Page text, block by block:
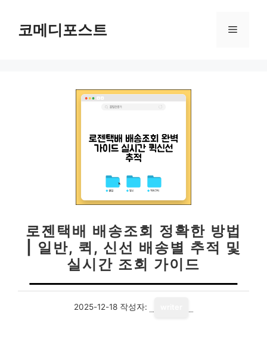
코메디포스트 메
로젠택배 배송조회 정확한 방법
| 일반, 퀵, 신선 배송별 추적 및
실시간 조회 가이드
2025-12-18 작성자: